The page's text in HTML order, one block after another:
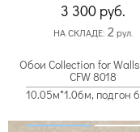
3 300 руб.
НА СКЛАДЕ: 2рул.
Обои Collection for
CFW 8018
10.05м*1.06м, подгон